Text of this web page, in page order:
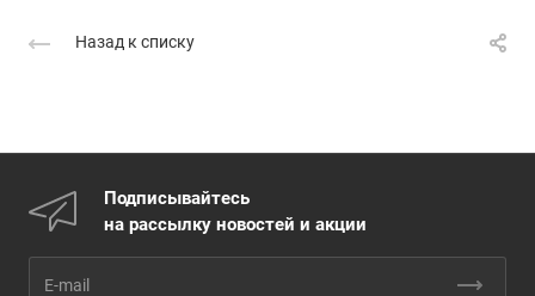
Назад к списку
Подписывайтесь
на рассылку новостей и акции